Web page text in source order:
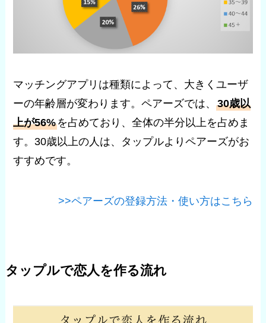
マッチングアプリは種類によって、大きくユーザ
ーの年齢層が変わります。ペアーズでは、30歳以
上が56%を占めており、全体の半分以上を占めま
す。30歳以上の人は、タップルよりペアーズがお
すすめです。
>>ペアーズの登録方法・使い方はこちら
タップルで恋人を作る流れ